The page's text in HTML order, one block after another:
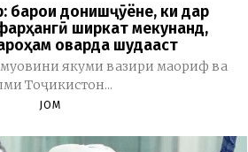
барои донишҷӯёне, ки дар
ширкат мекунанд,
оварда шудааст
якуми вазири маориф ва
Тоҷикистон...
JOM